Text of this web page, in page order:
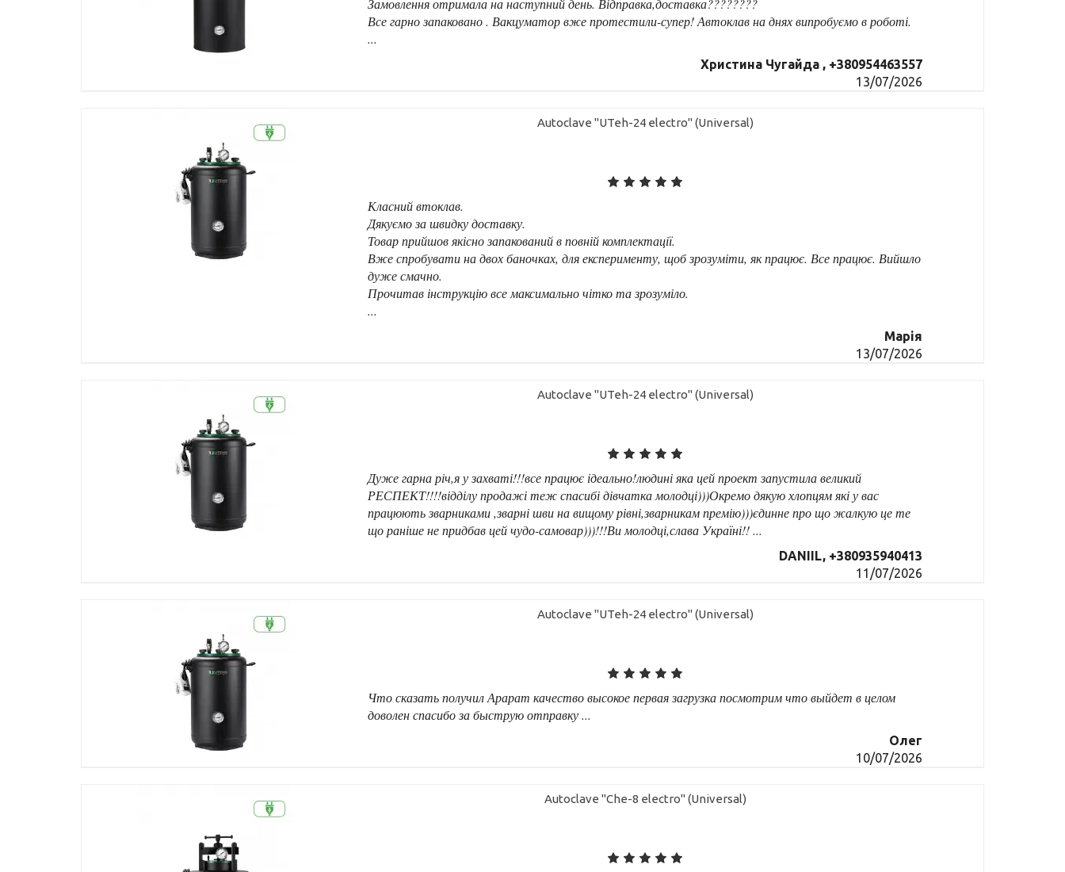
Замовлення отримала на наступний день. Відправка,доставка????????
Все гарно запаковано . Вакцуматор вже протестили-супер! Автоклав на днях випробуємо в роботі.
...
Христина Чугайда , +380954463557
13/07/2026
Autoclave "UTeh-24 electro" (Universal)
Класний втоклав.
Дякуємо за швидку доставку.
Товар прийшов якісно запакований в повній комплектації.
Вже спробувати на двох баночках, для експерименту, щоб зрозуміти, як працює. Все працює. Вийшло
дуже смачно.
Прочитав інструкцію все максимально чітко та зрозуміло.
...
Марія
13/07/2026
Autoclave "UTeh-24 electro" (Universal)
Дуже гарна річ,я у захваті!!!все працює ідеально!людині яка цей проект запустила великий
РЕСПЕКТ!!!!відділу продажі теж спасибі дівчатка молодці)))Окремо дякую хлопцям які у вас
працюють зварниками ,зварні шви на вищому рівні,зварникам премію)))єдинне про що жалкую це те
що раніше не придбав цей чудо-самовар)))!!!Ви молодці,слава Україні!! ...
DANIIL, +380935940413
11/07/2026
Autoclave "UTeh-24 electro" (Universal)
Что сказать получил Арарат качество высокое первая загрузка посмотрим что выйдет в целом
доволен спасибо за быструю отправку ...
Олег
10/07/2026
Autoclave "Che-8 electro" (Universal)